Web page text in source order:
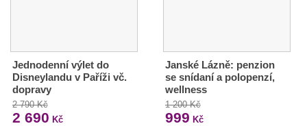
Jednodenní výlet do
Disneylandu v Paříži vč.
dopravy
2 790 Kč
2 690 Kč
Janské Lázně: penzion
se snídaní a polopenzí,
wellness
1 200 Kč
999 Kč